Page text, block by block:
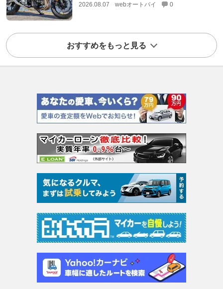
2026.08.07 webオートバイ 0
おすすめをもっと見る